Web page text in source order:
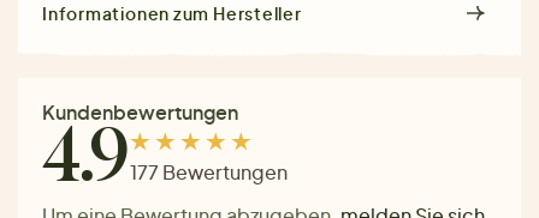
Informationen zum Hersteller
Kundenbewertungen
4.9177 Bewertungen